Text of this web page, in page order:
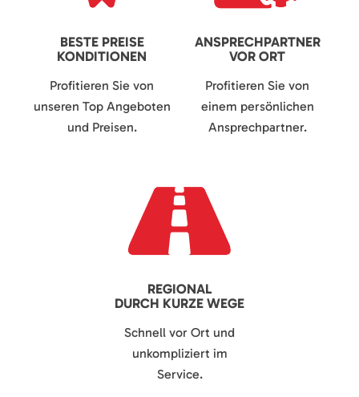
BESTE PREISE
KONDITIONEN
Profitieren Sie von
unseren Top Angeboten
und Preisen.
ANSPRECHPARTNER
VOR ORT
Profitieren Sie von
einem persönlichen
Ansprechpartner.
REGIONAL
DURCH KURZE WEGE
Schnell vor Ort und
unkompliziert im
Service.